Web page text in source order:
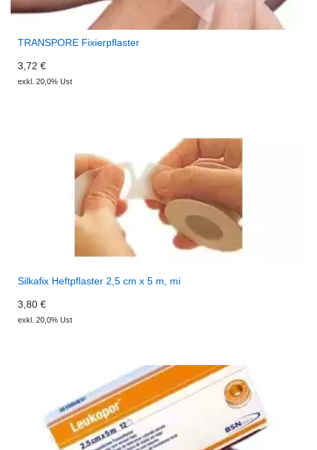
TRANSPORE Fixierpflaster
3,72 €
exkl. 20,0% Ust
Silkafix Heftpflaster 2,5 cm x 5 m, mi
3,80 €
exkl. 20,0% Ust